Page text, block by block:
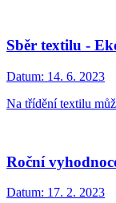
Sběr textilu -
Datum: 14. 6. 2023
Na třídění textilu
Roční
Datum: 17. 2. 2023